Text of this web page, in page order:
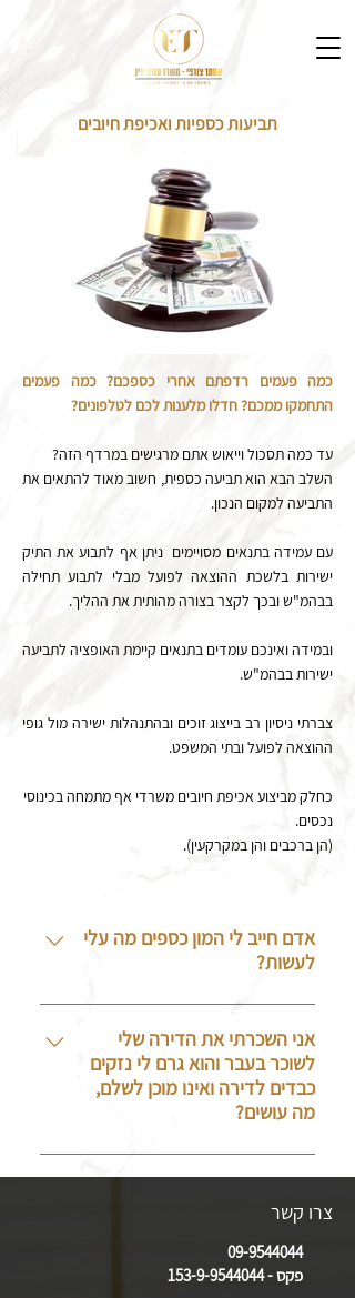
תביעות כספיות ואכיפת חיובים
כמה פעמים רדפתם אחרי כספכם? כמה פעמים
התחמקו ממכם? חדלו מלענות לכם לטלפונים?
עד כמה תסכול וייאוש אתם מרגישים במרדף הזה?
השלב הבא הוא תביעה כספית, חשוב מאוד להתאים את
התביעה למקום הנכון.
עם עמידה בתנאים מסויימים ניתן אף לתבוע את התיק
ישירות בלשכת ההוצאה לפועל מבלי לתבוע תחילה
בבהמ"ש ובכך לקצר בצורה מהותית את ההליך.
ובמידה ואינכם עומדים בתנאים קיימת האופציה לתביעה
ישירות בבהמ"ש.
צברתי ניסיון רב בייצוג זוכים ובהתנהלות ישירה מול גופי
ההוצאה לפועל ובתי המשפט.
כחלק מביצוע אכיפת חיובים משרדי אף מתמחה בכינוסי
נכסים.
(הן ברכבים והן במקרקעין).
אדם חייב לי המון כספים מה עלי
לעשות?
בהתאם למהות החוב קיימת אפשרות
לפנות בתביעה או לבהמ"ש או
להוצל"פ בכדי לנסות לגבות את כספך
בחזרה
אני השכרתי את הדירה שלי
לשוכר בעבר והוא גרם לי נזקים
כבדים לדירה ואינו מוכן לשלם,
מה עושים?
בהתאם למהות החוב קיימת אפשרות
ללשכת ההוצאה לפועל בכדי לנסות
לגבות את כספך בחזרה.
צרו קשר
09-9544044
פקס -153-9-9544044